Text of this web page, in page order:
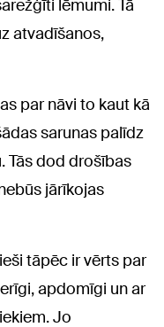
lēmumi. Tā
atvadīšanos,
par nāvi to kaut kā
sarunas palīdz
Tās dod drošības
jārīkojas
tāpēc ir vērts par
apdomīgi un ar
Jo